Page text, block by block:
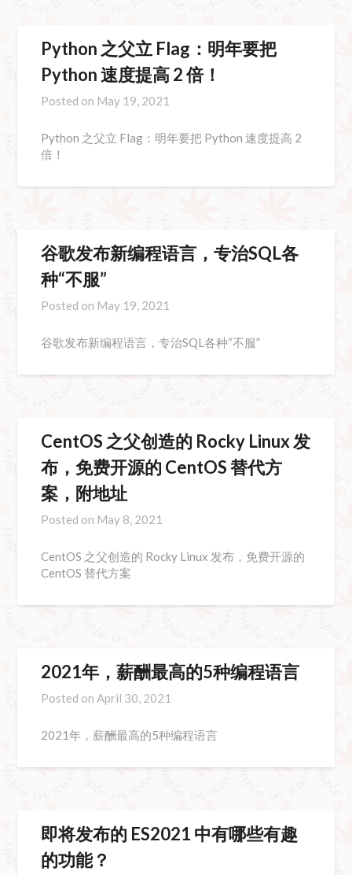
Python 之父立 Flag：明年要把
Python 速度提高 2 倍！
Posted on May 19, 2021
Python 之父立 Flag：明年要把 Python 速度提高 2
倍！
谷歌发布新编程语言，专治SQL各
种“不服”
Posted on May 19, 2021
谷歌发布新编程语言，专治SQL各种“不服”
CentOS 之父创造的 Rocky Linux 发
布，免费开源的 CentOS 替代方
案，附地址
Posted on May 8, 2021
CentOS 之父创造的 Rocky Linux 发布，免费开源的
CentOS 替代方案
2021年，薪酬最高的5种编程语言
Posted onApril 30, 2021
2021年，薪酬最高的5种编程语言
即将发布的 ES2021 中有哪些有趣
的功能？